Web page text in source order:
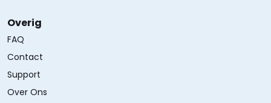
Overig
FAQ
Contact
Support
Over Ons